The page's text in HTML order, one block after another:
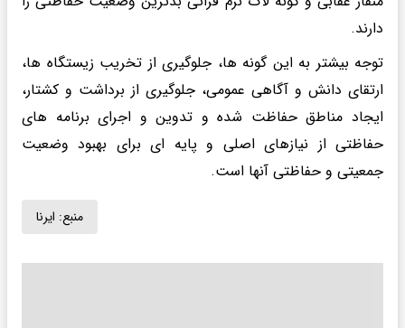
دارند.
توجه بیشتر به این گونه ها، جلوگیری از تخریب زیستگاه ها،
ارتقای دانش و آگاهی عمومی، جلوگیری از برداشت و کشتار،
ایجاد مناطق حفاظت شده و تدوین و اجرای برنامه های
حفاظتی از نیازهای اصلی و پایه ای برای بهبود وضعیت
جمعیتی و حفاظتی آنها است.
منبع: ایرنا